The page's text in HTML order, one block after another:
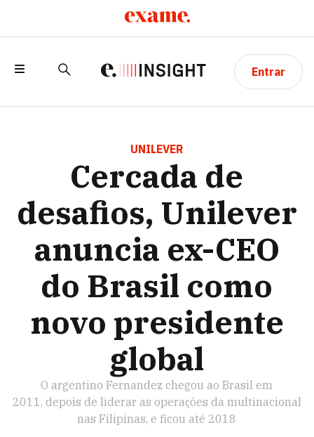
Entrar
ANUNCIA EX-CEO DO BRASIL COMO
NOVO PRESIDENTE GLOBAL
UNILEVER
Cercada de
desafios, Unilever
anuncia ex-CEO
do Brasil como
novo presidente
global
O argentino Fernandez chegou ao Brasil em
2011, depois de liderar as operações da multinacional
nas Filipinas, e ficou até 2018